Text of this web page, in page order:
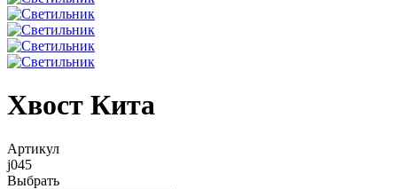
Хвост Кита
Артикул
j045
Выбрать